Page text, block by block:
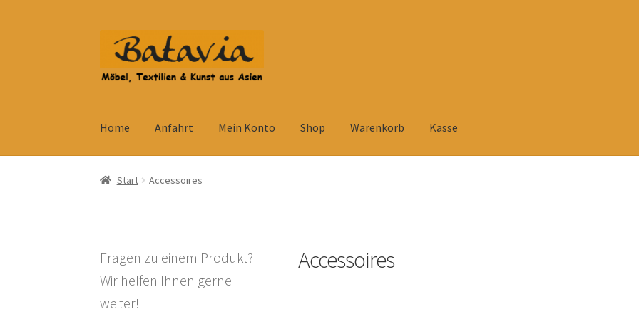
Navigation
springen
Zum
Inhalt
springen
Home Anfahrt Mein Konto Shop Warenkorb Kasse
Start AGB
Start Accessoires
Accessoires
Fragen zu einem Produkt?
Wir helfen Ihnen gerne
weiter!